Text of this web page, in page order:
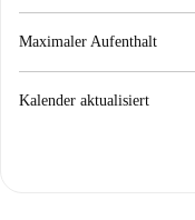
Maximaler Aufenthalt
Kalender aktualisiert